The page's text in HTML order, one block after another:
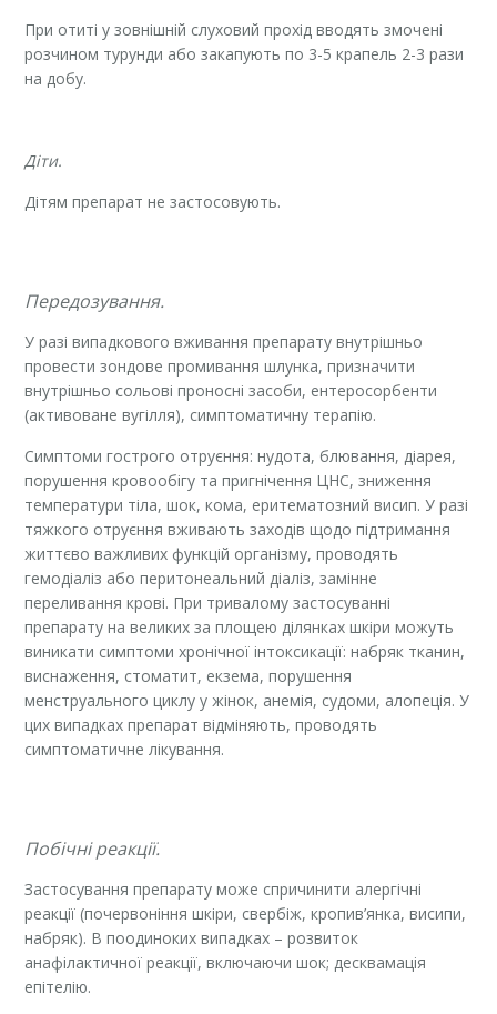
При отиті у зовнішній слуховий прохід вводять змочені
розчином турунди або закапують по 3-5 крапель 2-3 рази
на добу.
Діти.
Дітям препарат не застосовують.
Передозування.
У разі випадкового вживання препарату внутрішньо
провести зондове промивання шлунка, призначити
внутрішньо сольові проносні засоби, ентеросорбенти
(активоване вугілля), симптоматичну терапію.
Симптоми гострого отруєння: нудота, блювання, діарея,
порушення кровообігу та пригнічення ЦНС, зниження
температури тіла, шок, кома, еритематозний висип. У разі
тяжкого отруєння вживають заходів щодо підтримання
життєво важливих функцій організму, проводять
гемодіаліз або перитонеальний діаліз, замінне
переливання крові. При тривалому застосуванні
препарату на великих за площею ділянках шкіри можуть
виникати симптоми хронічної інтоксикації: набряк тканин,
виснаження, стоматит, екзема, порушення
менструального циклу у жінок, анемія, судоми, алопеція. У
цих випадках препарат відміняють, проводять
симптоматичне лікування.
Побічні реакції.
Застосування препарату може спричинити алергічні
реакції (почервоніння шкіри, свербіж, кропив’янка, висипи,
набряк). В поодиноких випадках – розвиток
анафілактичної реакції, включаючи шок; десквамація
епітелію.